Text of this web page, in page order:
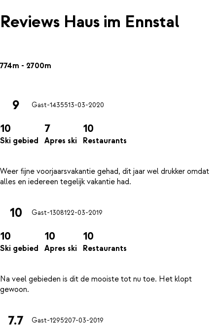
Reviews Haus im Ennstal
774m - 2700m
9 Gast-1435513-03-2020
10
Ski gebied
7
Apres ski
10
Restaurants
Weer fijne voorjaarsvakantie gehad, dit jaar wel drukker omdat
10 Gast-1308122-03-2019
10
Ski gebied
10
Apres ski
10
Restaurants
Na veel gebieden is dit de mooiste tot nu toe. Het klopt
7.7 Gast-1295207-03-2019